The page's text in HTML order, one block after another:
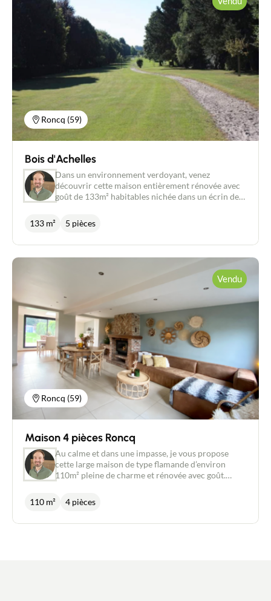
Contacter un conseiller
Recrutement
Actualités
Guides
Contact
Roncq (59)
Bois d'Achelles
Dans un environnement verdoyant, venez
découvrir cette maison entièrement rénovée avec
goût de 133m² habitables nichée dans un écrin de
fonctionnelle, elle propose également une belle
pièce de vie avec cheminée feu de bois, une cuisine
viennent parfaire le bien. Damien Coucke, 06 07 68
71 18, New Deal Immobilier/Agent commercial
RSAC2017AC00078
133 m² 5 pièces
Roncq (59)
Vendu
Maison 4 pièces Roncq
Au calme et dans une impasse, je vous propose
cette large maison de type flamande d’environ
110m² pleine de charme et rénovée avec goût.
pièce de vie avec cuisine équipée ouverte sur un
salon avec cheminée feu de bois et d’une salle à
110 m² 4 pièces